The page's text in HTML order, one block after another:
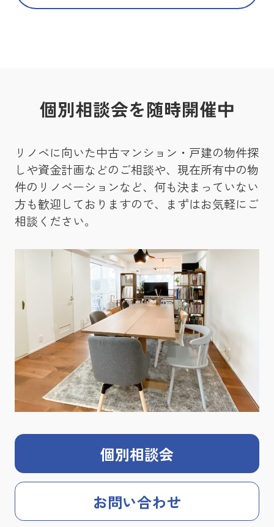
個別相談会を随時開催中
リノベに向いた中古マンション・戸建の物件探
しや資金計画などのご相談や、現在所有中の物
件のリノベーションなど、何も決まっていない
方も歓迎しておりますので、まずはお気軽にご
相談ください。
個別相談会
お問い合わせ